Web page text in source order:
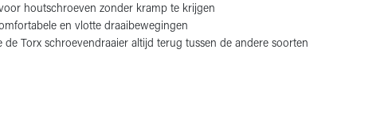
houtschroeven zonder kramp te krijgen
en vlotte draaibewegingen
Torx schroevendraaier altijd terug tussen de andere soorten